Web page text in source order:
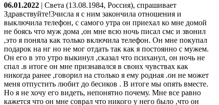
06.01.2022 | Света (13.08.1984, Россия), спрашивает
Здравствуйте!3числа я с ним закончила отношения и
выключила телефон, с самого утра он приехал ко мне домой
не боясь что муж дома ,он мне всю ночь писал смс и звонил
,это я поняла как только включила телефон. Он мне покупал
подарок на нг но не мог отдать так как я постоянно с мужем.
Он его в это утро выкинул ,сказал что психанул, он ночь не
спал .в итоге он мне признавался в своих чувствах как
никогда ранее ,говорил на столько я ему родная .он не может
меня отпустить любит до бесиков . В итоге мы опять вместе.
Но я не хочу его видеть, непонятно почему. Мне все равно
кажется что он мне соврал что никого у него было ,что он